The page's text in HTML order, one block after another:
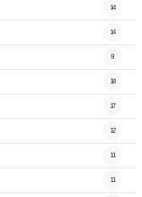
14
14
9
18
17
12
11
11